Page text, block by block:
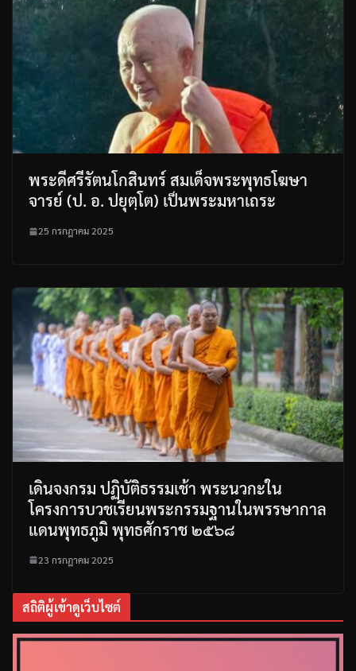
พระดีศรีรัตนโกสินทร์ สมเด็จพระพุทธโฆษา
จารย์ (ป. อ. ปยุตฺโต) เป็นพระมหาเถระ
25 กรกฎาคม 2025
เดินจงกรม ปฏิบัติธรรมเช้า พระนวกะใน
โครงการบวชเรียนพระกรรมฐานในพรรษากาล
แดนพุทธภูมิ พุทธศักราช ๒๕๖๘
23 กรกฎาคม 2025
สถิติผู้เข้าดูเว็บไซต์